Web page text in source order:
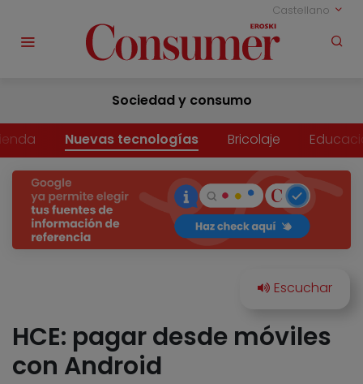
Castellano
Sociedad y consumo
Nuevas tecnologías Bricolaje
HCE: pagar desde móviles
con Android